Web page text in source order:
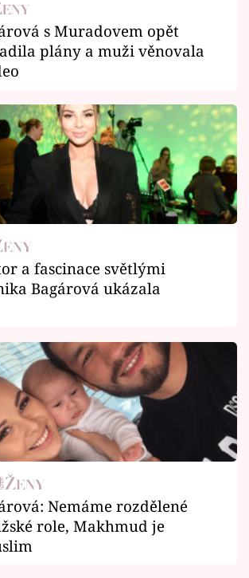
s Muradovem opět
plány a muži věnovala
a fascinace světlými
Bagárová ukázala
Nemáme rozdělené
role, Makhmud je